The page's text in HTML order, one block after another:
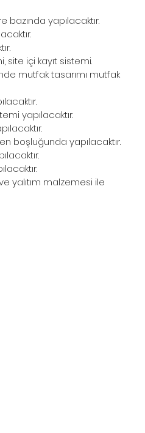
bazında yapılacaktır.
site içi kayıt sistemi.
mutfak tasarımı mutfak
yapılacaktır.
boşluğunda yapılacaktır.
yalıtım malzemesi ile